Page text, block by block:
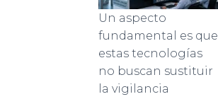
Un aspecto
fundamental es que
estas tecnologías
no buscan sustituir
la vigilancia